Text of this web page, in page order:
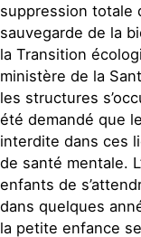
suppression totale
sauvegarde de la
la Transition
ministère de la
les structures
été demandé que
interdite dans ces
de santé mentale.
enfants de
dans quelques
la petite enfance